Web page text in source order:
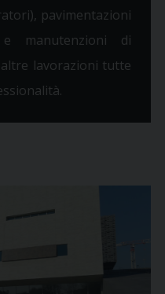
pavimentazioni
manutenzioni di
lavorazioni tutte